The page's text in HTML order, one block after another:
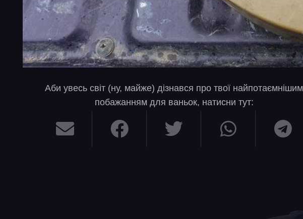
Аби увесь світ (ну, майже) дізнався про твої найпотаємнішим
побажанням для ваньок, натисни тут: